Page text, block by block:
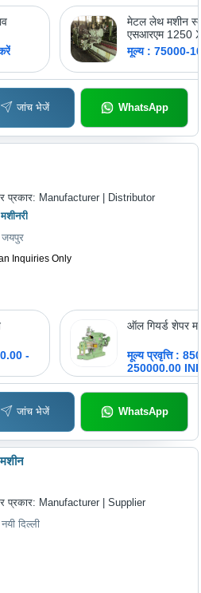
मेटल लेथ मशीन
एसआरएम 1250
एमएम कोड:
मूल्य : 75000-
जांच भेजें WhatsApp
प्रकार: Manufacturer | Distributor
जयपुर
Inquiries Only
-
ऑल गियर्ड शेपर
मूल्य प्रवृत्ति :
250000.00
जांच भेजें WhatsApp
प्रकार: Manufacturer | Supplier
नयी दिल्ली